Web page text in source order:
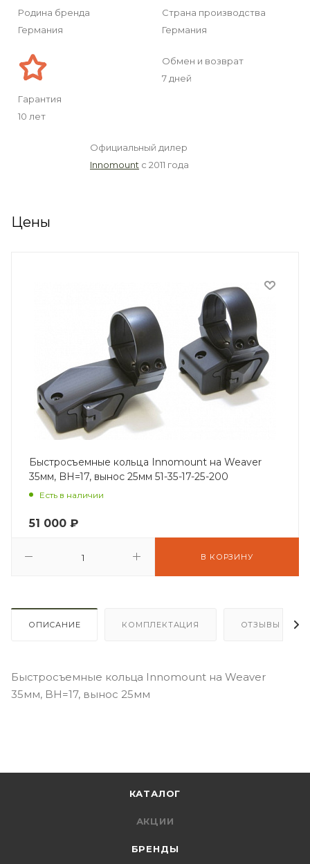
Родина бренда
Германия
Страна производства
Германия
Гарантия
10 лет
Обмен и возврат
7 дней
Официальный дилер
Innomount с 2011 года
Цены
Быстросъемные кольца Innomount на Weaver
35мм, BH=17, вынос 25мм 51-35-17-25-200
Есть в наличии
51 000 ₽
В КОРЗИНУ
ОПИСАНИЕ КОМПЛЕКТАЦИЯ ОТЗЫВЫ
Быстросъемные кольца Innomount на Weaver
35мм, BH=17, вынос 25мм
КАТАЛОГ
АКЦИИ
БРЕНДЫ